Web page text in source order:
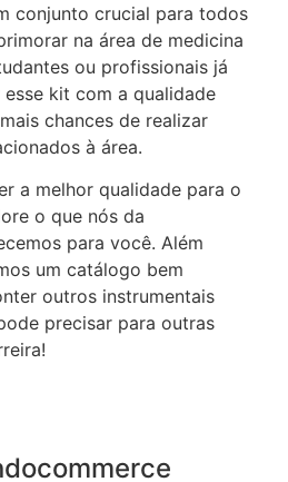
conjunto crucial para todos
na área de medicina
ou profissionais já
kit com a qualidade
chances de realizar
à área.
a melhor qualidade para o
o que nós da
para você. Além
um catálogo bem
outros instrumentais
precisar para outras